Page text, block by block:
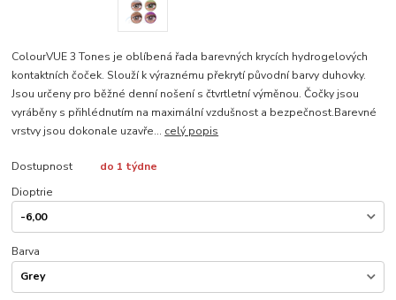
ColourVUE 3 Tones je oblíbená řada barevných krycích hydrogelových
kontaktních čoček. Slouží k výraznému překrytí původní barvy duhovky.
Jsou určeny pro běžné denní nošení s čtvrtletní výměnou. Čočky jsou
vyráběny s přihlédnutím na maximální vzdušnost a bezpečnost.Barevné
vrstvy jsou dokonale uzavře... celý popis
Dostupnost
do 1 týdne
Dioptrie
Barva